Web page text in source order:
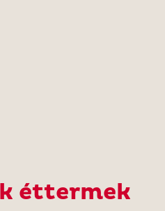
éttermek